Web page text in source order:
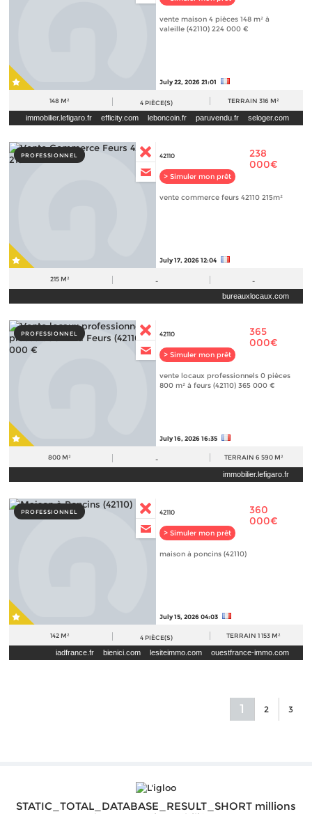
vente maison 4 pièces 148 m² à
valeille (42110) 224 000 €
July 22, 2026 21:01
148 M² 4 PIÈCE(S) TERRAIN 316 M²
immobilier.lefigaro.fr efficity.com leboncoin.fr paruvendu.fr seloger.com
PROFESSIONNEL 42110
> Simuler mon prêt
238
000€
vente commerce feurs 42110 215m²
July 17, 2026 12:04
215 M² - -
bureauxlocaux.com
PROFESSIONNEL 42110
> Simuler mon prêt
365
000€
vente locaux professionnels 0 pièces
800 m² à feurs (42110) 365 000 €
July 16, 2026 16:35
800 M² - TERRAIN 6 590 M²
immobilier.lefigaro.fr
PROFESSIONNEL 42110
> Simuler mon prêt
360
000€
maison à poncins (42110)
July 15, 2026 04:03
142 M² 4 PIÈCE(S) TERRAIN 1 153 M²
iadfrance.fr bienici.com lesiteimmo.com
ouestfrance-immo.com
1 2 3
STATIC_TOTAL_DATABASE_RESULT_SHORT millions